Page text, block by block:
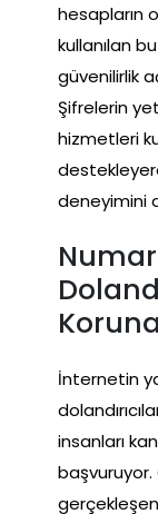
hesapların
kullanılan
güvenilirlik
Şifrelerin
hizmetleri
deneyimini
İnternetin
insanları
gerçekleşen